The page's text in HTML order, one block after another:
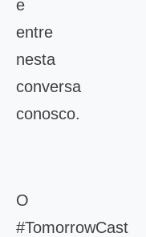
e
entre
nesta
conversa
conosco.
O
#TomorrowCast